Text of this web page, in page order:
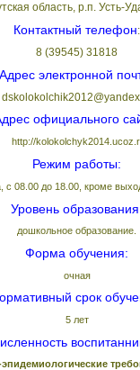
область, р.п. Усть-
Контактный телефон:
8 (39545) 31818
Адрес электронной
d
официального
http://
Режим работы:
с 08.00 до 18.00, кроме
Уровень
дошкольное образование.
Форма обучения:
очная
срок
5 лет